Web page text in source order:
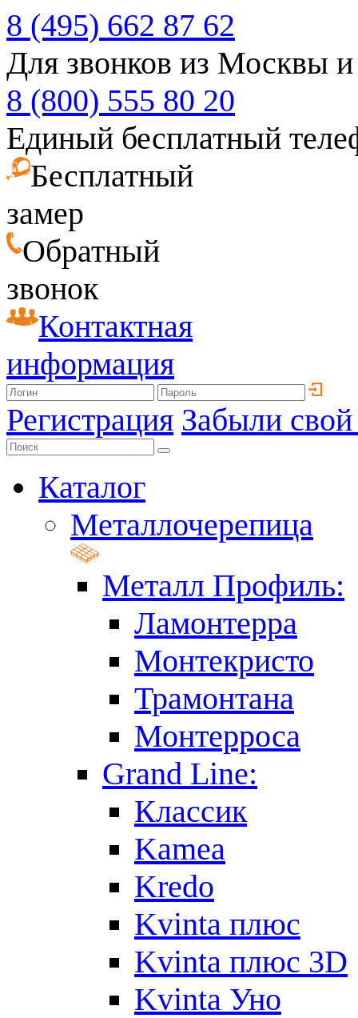
8 (495) 662 87 62
Для звонков из Москвы
8 (800) 555 80 20
Единый бесплатный
Бесплатный
замер
Обратный
звонок
Контактная
информация
Регистрация Забыли
Каталог
Металлочерепица
Металл Профиль:
Ламонтерра
Монтекристо
Трамонтана
Монтерроса
Grand Line:
Классик
Kamea
Kredo
Kvinta плюс
Kvinta плюс 3D
Kvinta Уно